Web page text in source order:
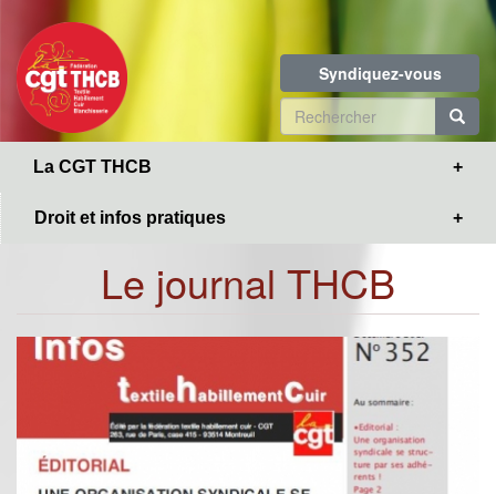
contenu
principal
Syndiquez-vous
Formulaire
de
La CGT THCB
Droit et infos pratiques
Le journal THCB